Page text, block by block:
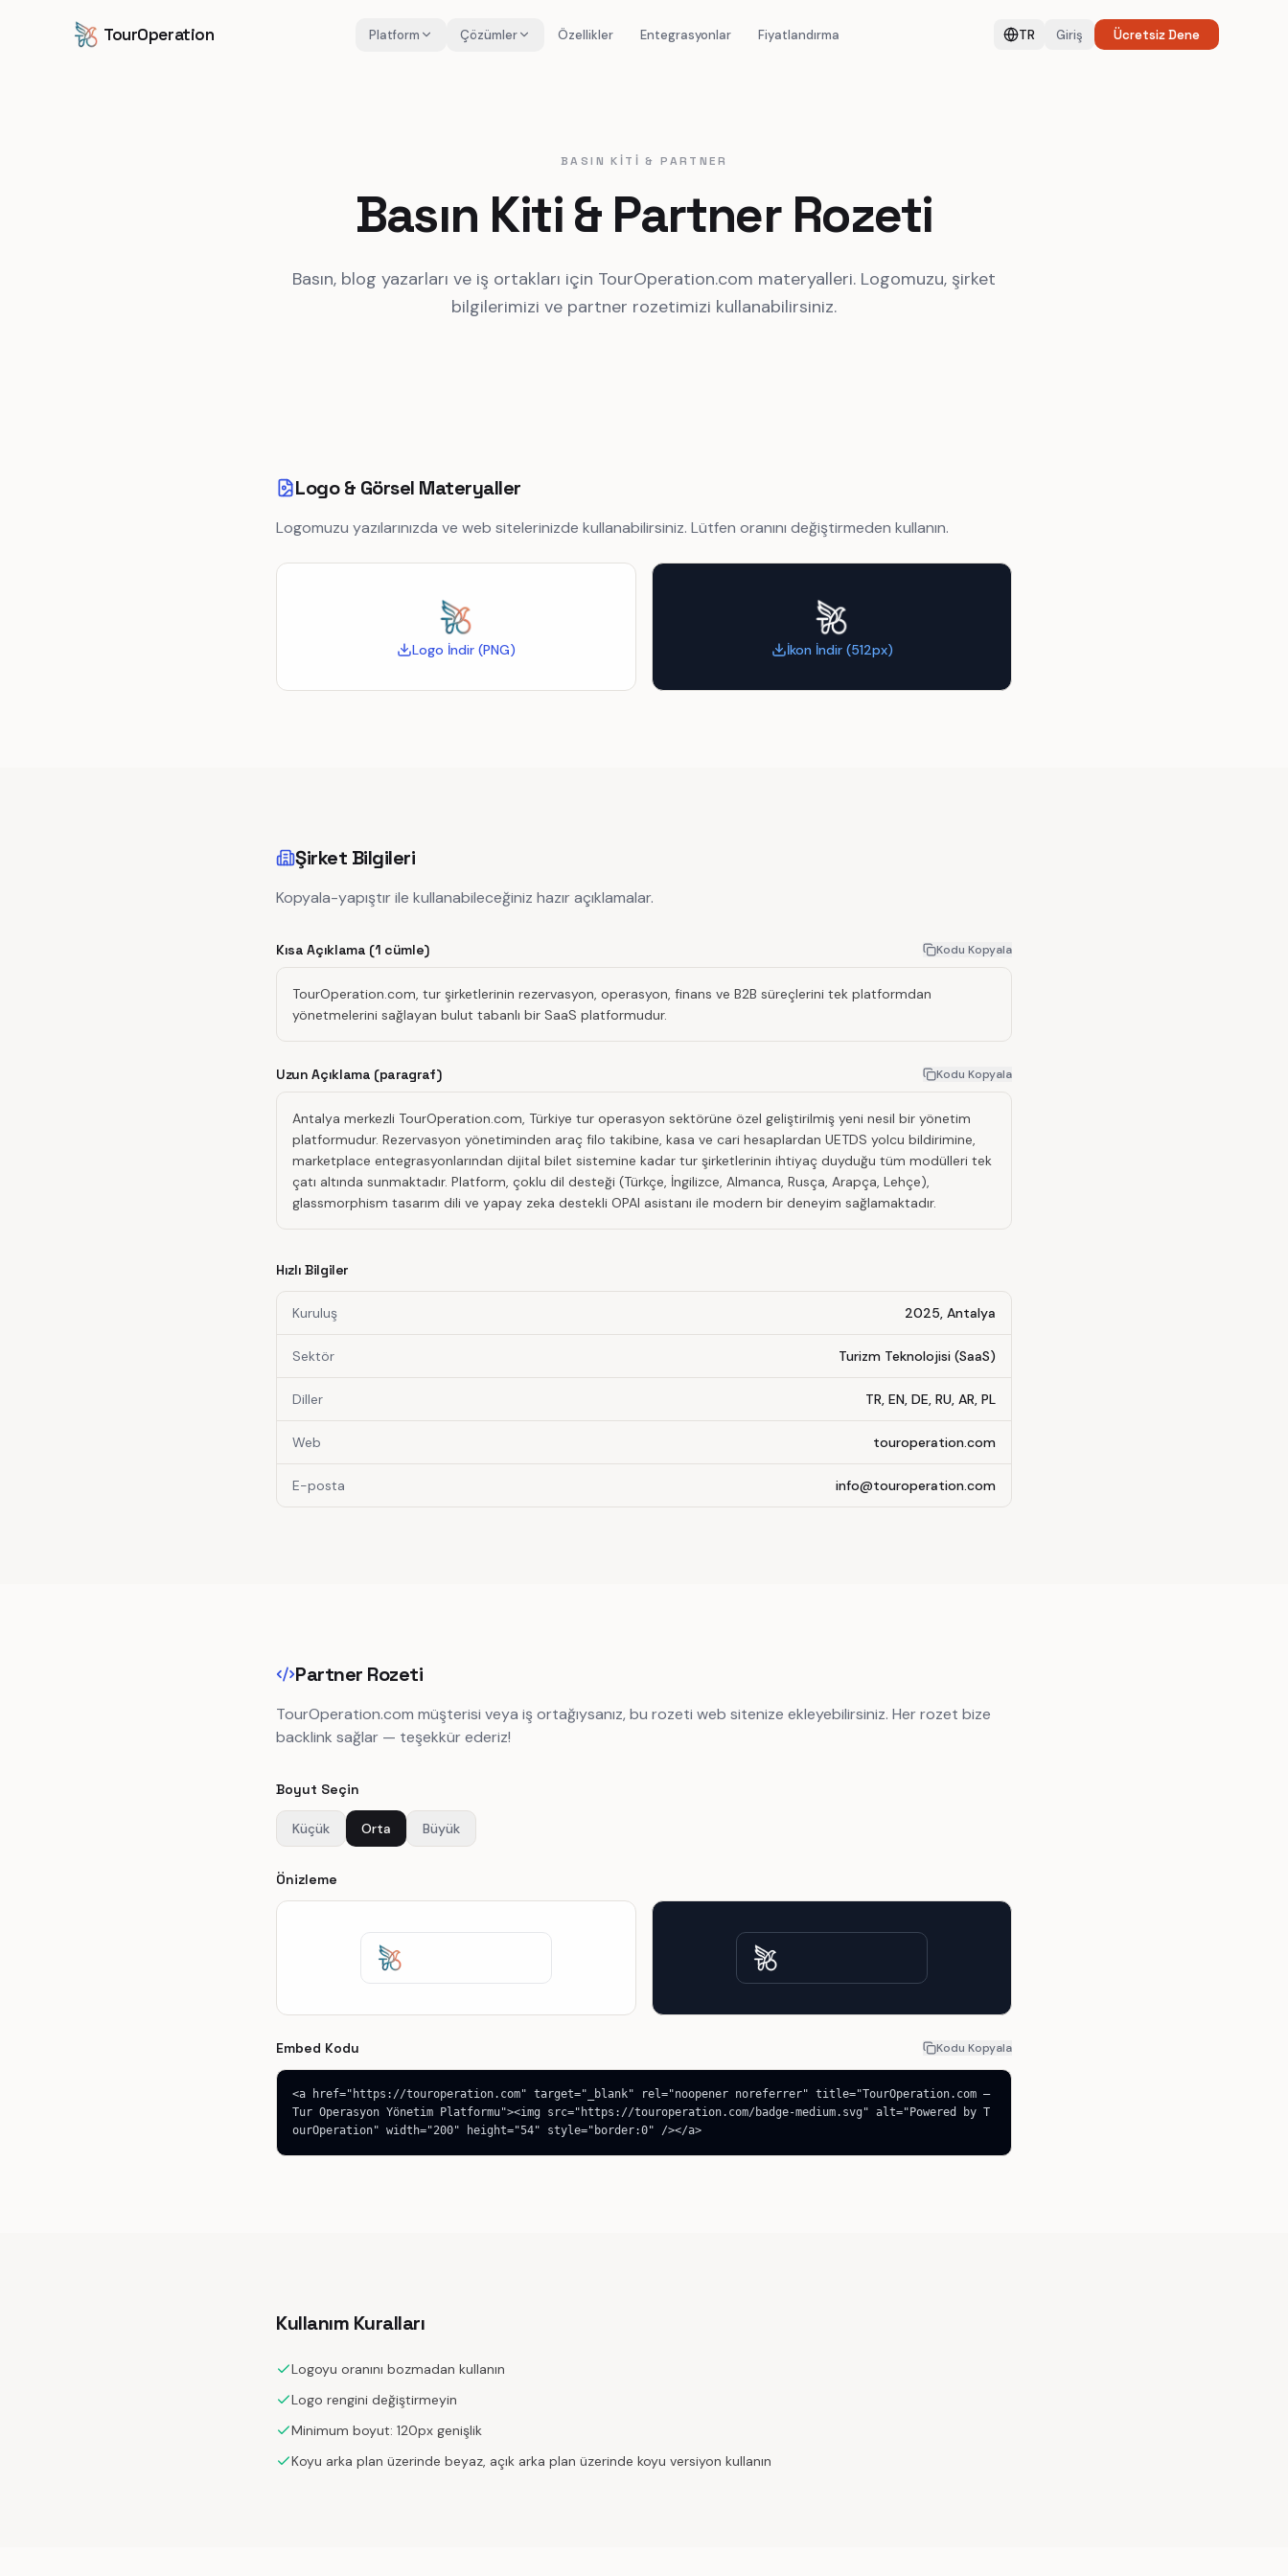
TourOperation Platform Çözümler Özellikler Entegrasyonlar Fiyatlandırma TR Giriş Ücretsiz Dene
BASIN KITI & PARTNER
Basın Kiti & Partner Rozeti
Basın, blog yazarları ve iş ortakları için TourOperation.com materyalleri. Logomuzu, şirket
bilgilerimizi ve partner rozetimizi kullanabilirsiniz.
Logo & Görsel Materyaller
Logomuzu yazılarınızda ve web sitelerinizde kullanabilirsiniz. Lütfen oranını değiştirmeden kullanın.
Logo İndir (PNG) İkon İndir (512px)
Şirket Bilgileri
Kopyala-yapıştır ile kullanabileceğiniz hazır açıklamalar.
Kısa Açıklama (1 cümle) Kodu Kopyala
TourOperation.com, tur şirketlerinin rezervasyon, operasyon, finans ve B2B süreçlerini tek platformdan
yönetmelerini sağlayan bulut tabanlı bir SaaS platformudur.
Uzun Açıklama (paragraf) Kodu Kopyala
Antalya merkezli TourOperation.com, Türkiye tur operasyon sektörüne özel geliştirilmiş yeni nesil bir yönetim
platformudur. Rezervasyon yönetiminden araç filo takibine, kasa ve cari hesaplardan UETDS yolcu bildirimine,
marketplace entegrasyonlarından dijital bilet sistemine kadar tur şirketlerinin ihtiyaç duyduğu tüm modülleri tek
çatı altında sunmaktadır. Platform, çoklu dil desteği (Türkçe, İngilizce, Almanca, Rusça, Arapça, Lehçe),
glassmorphism tasarım dili ve yapay zeka destekli OPAI asistanı ile modern bir deneyim sağlamaktadır.
Hızlı Bilgiler
Kuruluş 2025, Antalya
Sektör Turizm Teknolojisi (SaaS)
Diller TR, EN, DE, RU, AR, PL
Web touroperation.com
E-posta info@touroperation.com
Partner Rozeti
TourOperation.com müşterisi veya iş ortağıysanız, bu rozeti web sitenize ekleyebilirsiniz. Her rozet bize
backlink sağlar — teşekkür ederiz!
Boyut Seçin
Küçük Orta Büyük
Önizleme
Embed Kodu Kodu Kopyala
<a href="https://touroperation.com" target="_blank" rel="noopener noreferrer" title="TourOperation.com —
Tur Operasyon Yönetim Platformu"><img src="https://touroperation.com/badge-medium.svg" alt="Powered by T
ourOperation" width="200" height="54" style="border:0" /></a>
Kullanım Kuralları
Logoyu oranını bozmadan kullanın
Logo rengini değiştirmeyin
Minimum boyut: 120px genişlik
Koyu arka plan üzerinde beyaz, açık arka plan üzerinde koyu versiyon kullanın